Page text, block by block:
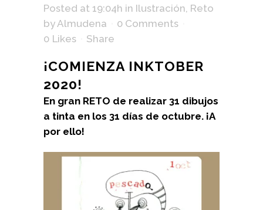
Posted at 19:04h in Ilustración, Reto
byAlmudena
0 Comments
0 Likes Share
¡COMIENZA INKTOBER
2020!
En gran RETO de realizar 31 dibujos
a tinta en los 31 días de octubre. ¡A
por ello!